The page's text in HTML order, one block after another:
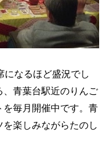
になるほど盛況でし
青葉台駅近のりんご
を毎月開催中です。青
楽しみながらたのし